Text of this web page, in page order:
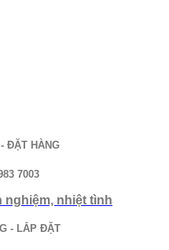
ĐẶT HÀNG
7003
- LẮP ĐẶT
nhiệt tình